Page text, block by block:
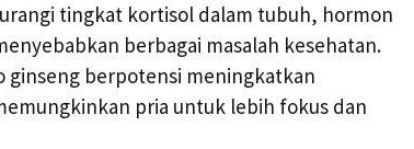
tingkat kortisol dalam tubuh, hormon
berbagai masalah kesehatan.
ginseng berpotensi meningkatkan
pria untuk lebih fokus dan